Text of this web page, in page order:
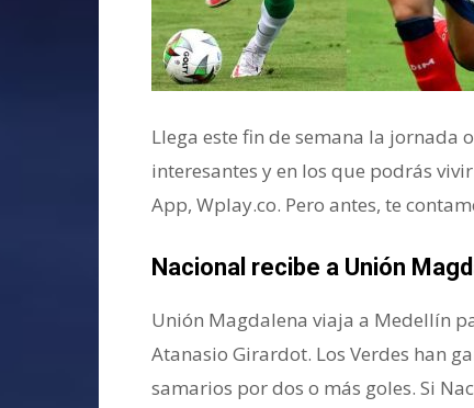
Llega este fin de semana la
interesantes y en los que podrás
App, Wplay.co. Pero antes, te
Nacional recibe a Unión
Unión Magdalena viaja a Medellín
Atanasio Girardot. Los Verdes han
samarios por dos o más goles. Si